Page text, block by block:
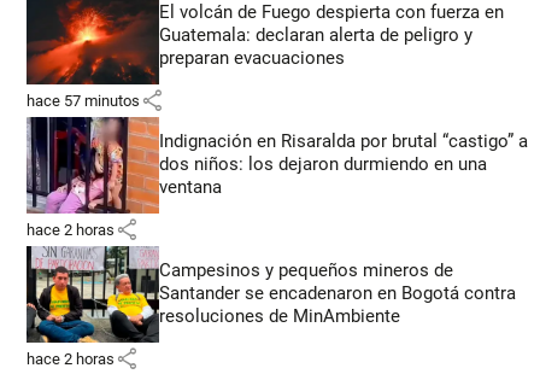
El volcán de Fuego despierta con fuerza en
Guatemala: declaran alerta de peligro y
preparan evacuaciones
hace 57 minutos share
Indignación en Risaralda por brutal “castigo” a
dos niños: los dejaron durmiendo en una
ventana
hace 2 horas share
Campesinos y pequeños mineros de
Santander se encadenaron en Bogotá contra
resoluciones de MinAmbiente
hace 2 horas share